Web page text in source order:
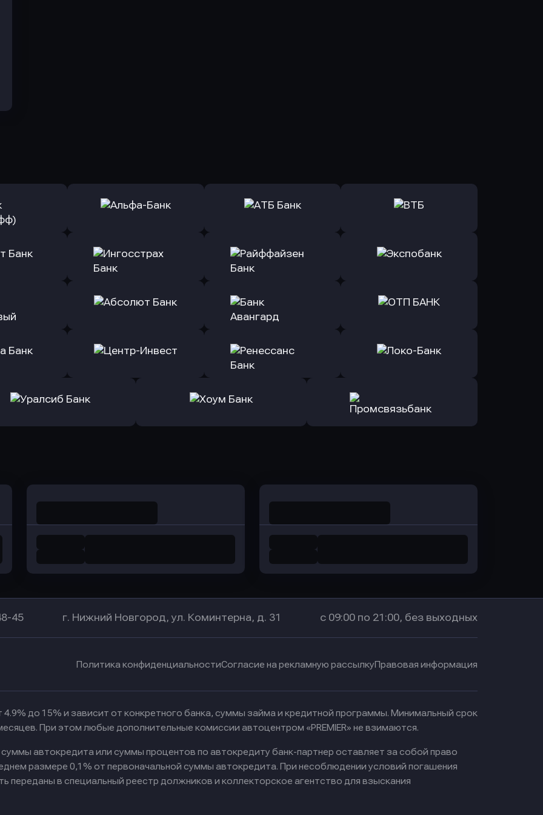
заявку
Оправить заявку
в Альфа-Банк
Оправить заявку
в АТБ Банк
Оправить заявку
заявку
Банк
Оправить заявку
Оправить заявку
в Райффайзен Банк
Оправить заявку
заявку
Оправить заявку
Оправить заявку
в Банк Авангард
Оправить заявку
заявку
Оправить заявку
в Локо-Банк
45 г. Нижний Новгород, ул. Коминтерна, д. 31 с 09:00 по 21:00, без выходных
Политика конфиденциальностиСогласие на рекламную рассылкуПравовая информация
4.9% до 15% и зависит от конкретного банка, суммы займа и кредитной программы. Минимальный срок
При этом любые дополнительные комиссии автоцентром «PREMIER» не взимаются.
автокредита или суммы процентов по автокредиту банк-партнер оставляет за собой право
размере 0,1% от первоначальной суммы автокредита. При несоблюдении условий погашения
переданы в специальный реестр должников и коллекторское агентство для взыскания